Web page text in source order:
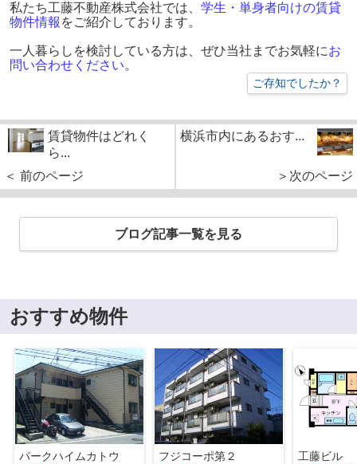
私たち工藤不動産株式会社では、 学生・単身者向けの賃貸
物件情報 をご紹介しております。
一人暮らしを検討している方は、ぜひ当社までお気軽にお
問い合わせください。
ご存知でしたか？
賃貸物件はどれく
ら...
＜ 前のページ
横浜市内にあるおす...
＞次のページ
ブログ記事一覧を見る
おすすめ物件
パークハイムカトウ
フジコーポ第２
工藤ビル